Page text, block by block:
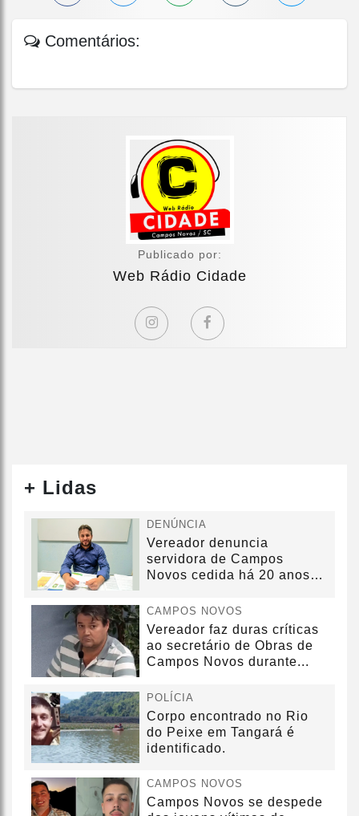
Comentários:
Publicado por:
Web Rádio Cidade
+ Lidas
DENÚNCIA
Vereador denuncia
servidora de Campos
Novos cedida há 20 anos
CAMPOS NOVOS
Vereador faz duras críticas
ao secretário de Obras de
Campos Novos durante...
POLÍCIA
Corpo encontrado no Rio
do Peixe em Tangará é
identificado.
CAMPOS NOVOS
Campos Novos se despede